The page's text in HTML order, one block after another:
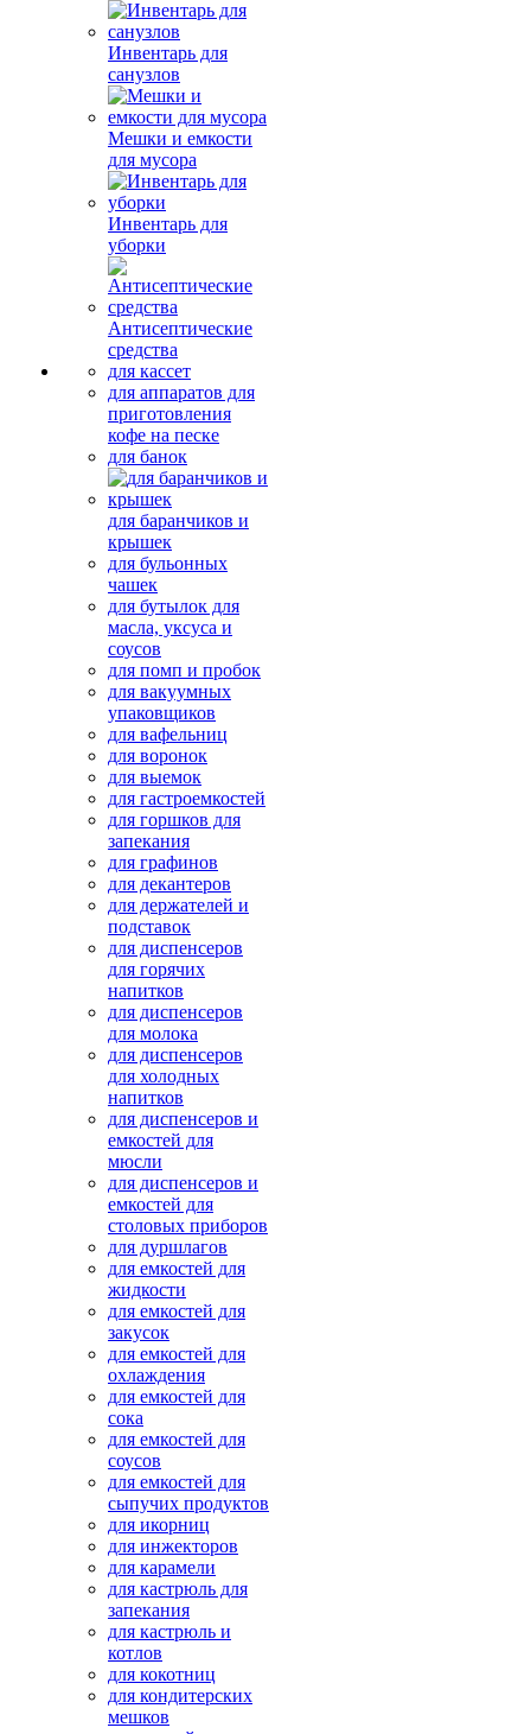
Инвентарь для
санузлов
Мешки и емкости
для мусора
Инвентарь для
уборки
Антисептические
средства
для кассет
для аппаратов для
приготовления
кофе на песке
для банок
для баранчиков и
крышек
для бульонных
чашек
для бутылок для
масла, уксуса и
соусов
для помп и пробок
для вакуумных
упаковщиков
для вафельниц
для воронок
для выемок
для гастроемкостей
для горшков для
запекания
для графинов
для декантеров
для держателей и
подставок
для диспенсеров
для горячих
напитков
для диспенсеров
для молока
для диспенсеров
для холодных
напитков
для диспенсеров и
емкостей для
мюсли
для диспенсеров и
емкостей для
столовых приборов
для дуршлагов
для емкостей для
жидкости
для емкостей для
закусок
для емкостей для
охлаждения
для емкостей для
сока
для емкостей для
соусов
для емкостей для
сыпучих продуктов
для икорниц
для инжекторов
для карамели
для кастрюль для
запекания
для кастрюль и
котлов
для кокотниц
для кондитерских
мешков